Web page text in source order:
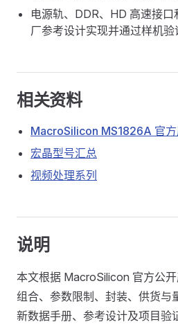
电源轨、DDR、HD 高速接
厂参考设计实现并通过样机验
相关资料
MacroSilicon MS1826A 官
宏晶型号汇总
视频处理系列
说明
本文根据 MacroSilicon 官方公
组合、参数限制、封装、供货与
新数据手册、参考设计及项目验